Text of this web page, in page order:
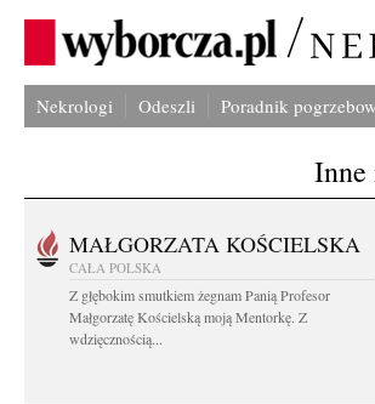
Nekrologi Odeszli Poradnik
MAŁGORZATA KOŚCIELSKA
CAŁA POLSKA
Z głębokim smutkiem żegnam Panią Profesor
Małgorzatę Kościelską moją Mentorkę. Z
wdzięcznością...